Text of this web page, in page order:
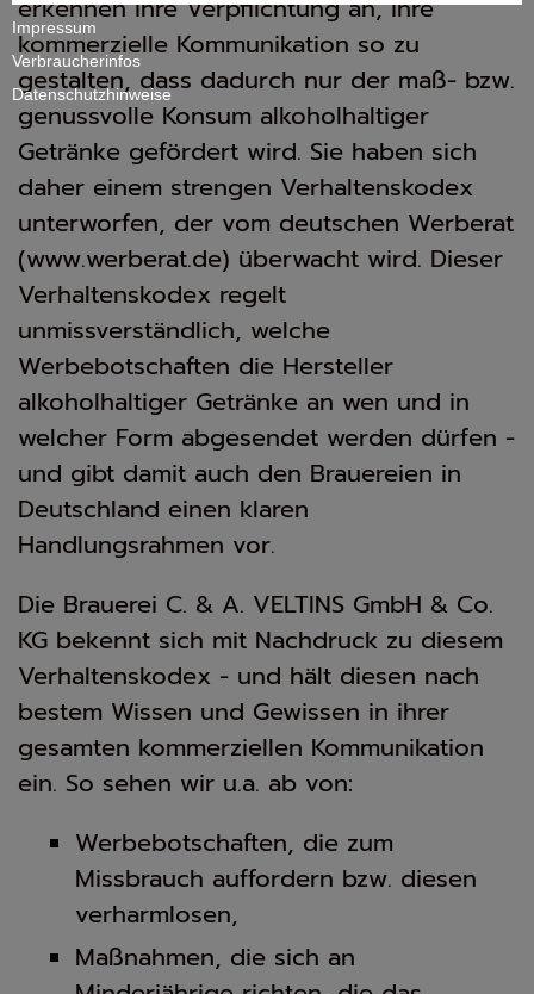
erkennen ihre Verpflichtung an, ihre
kommerzielle Kommunikation so zu
gestalten, dass dadurch nur der maß- bzw.
genussvolle Konsum alkoholhaltiger
Getränke gefördert wird. Sie haben sich
daher einem strengen Verhaltenskodex
unterworfen, der vom deutschen Werberat
(www.werberat.de) überwacht wird. Dieser
Verhaltenskodex regelt
unmissverständlich, welche
Werbebotschaften die Hersteller
alkoholhaltiger Getränke an wen und in
welcher Form abgesendet werden dürfen -
und gibt damit auch den Brauereien in
Deutschland einen klaren
Handlungsrahmen vor.
Die Brauerei C. & A. VELTINS GmbH & Co.
KG bekennt sich mit Nachdruck zu diesem
Verhaltenskodex - und hält diesen nach
bestem Wissen und Gewissen in ihrer
gesamten kommerziellen Kommunikation
ein. So sehen wir u.a. ab von:
Werbebotschaften, die zum
Missbrauch auffordern bzw. diesen
verharmlosen,
Maßnahmen, die sich an
Impressum
Verbraucherinfos
Datenschutzhinweise